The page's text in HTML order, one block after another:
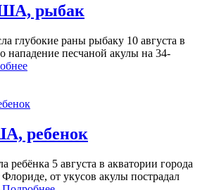
рыбак
глубокие раны рыбаку 10 августа в
нападение песчаной акулы на 34-
ребенок
ребёнка 5 августа в акватории города
от укусов акулы пострадал